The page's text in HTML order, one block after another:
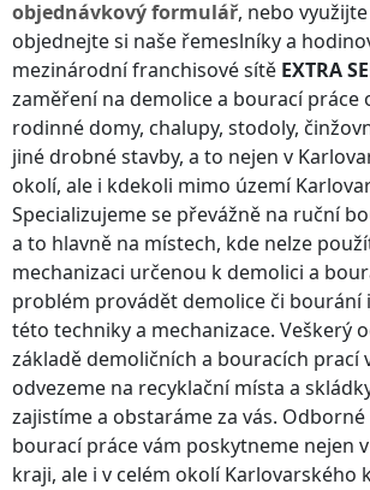
objednávkový formulář, nebo využijte
objednejte si naše řemeslníky a
mezinárodní franchisové sítě EXTRA
zaměření na demolice a bourací práce
rodinné domy, chalupy, stodoly,
jiné drobné stavby, a to nejen v
okolí, ale i kdekoli mimo území
Specializujeme se převážně na ruční
a to hlavně na místech, kde nelze
mechanizaci určenou k demolici a
problém provádět demolice či
této techniky a mechanizace. Veškerý
základě demoličních a bouracích prací
odvezeme na recyklační místa a
zajistíme a obstaráme za vás.
bourací práce vám poskytneme nejen
kraji, ale i v celém okolíKarlovarského